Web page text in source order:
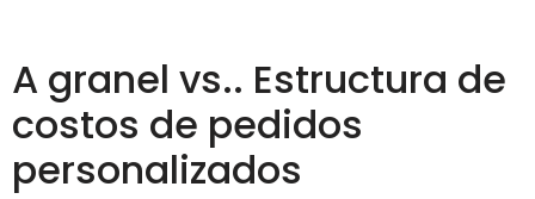
A granel vs.. Estructura de
costos de pedidos
personalizados